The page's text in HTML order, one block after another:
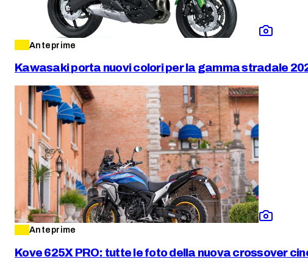
Anteprime
Kawasaki porta nuovi colori per la gamma stradale
Anteprime
Kove 625X PRO: tutte le foto della nuova crossover